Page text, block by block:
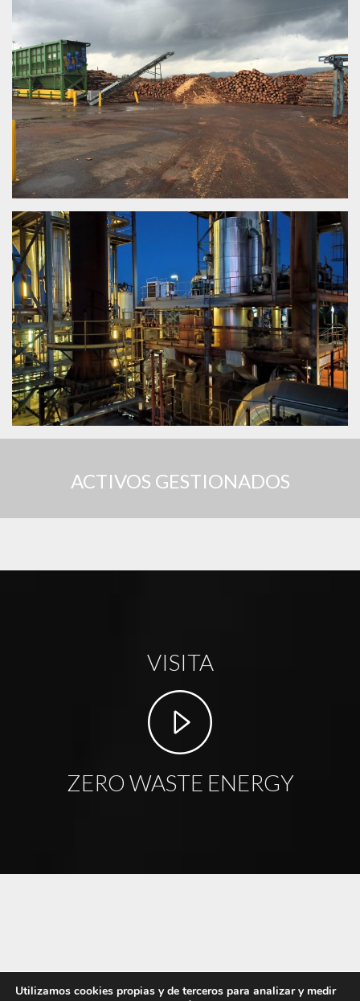
ALCOLEA BIOMASS CENTER – ALCOLEA
(CÓRDOBA)
ALCOLEA (CÓRDOBA)
PLANTA DE SC VALORIZACIONES
AGROPECUARIAS – MIRALCAMP (LLEIDA)
MIRALCAMP (LLEIDA)
ACTIVOS GESTIONADOS
VISITA
ZERO WASTE ENERGY
Utilizamos cookies propias y de terceros para analizar y medir